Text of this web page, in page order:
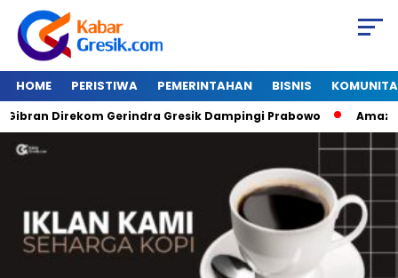
HOME PERISTIWA PEMERINTAHAN BISNIS
Direkom Gerindra Gresik Dampingi Prabowo Amazon